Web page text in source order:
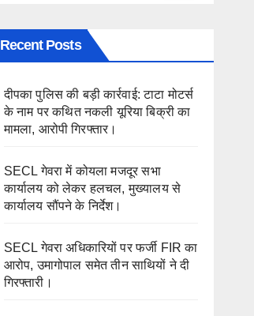
Recent Posts
दीपका पुलिस की बड़ी कार्रवाई: टाटा मोटर्स
के नाम पर कथित नकली यूरिया बिक्री का
मामला, आरोपी गिरफ्तार।
SECL गेवरा में कोयला मजदूर सभा
कार्यालय को लेकर हलचल, मुख्यालय से
कार्यालय सौंपने के निर्देश।
SECL गेवरा अधिकारियों पर फर्जी FIR का
आरोप, उमागोपाल समेत तीन साथियों ने दी
गिरफ्तारी।